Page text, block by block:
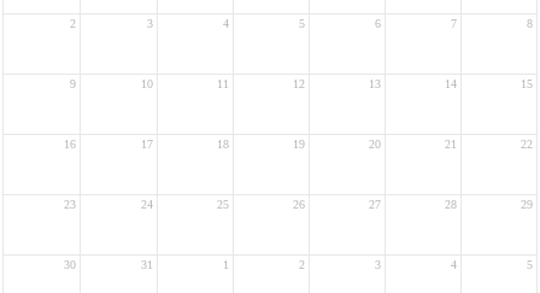
2 3 4 5 6 7 8
9 10 11 12 13 14 15
16 17 18 19 20 21 22
23 24 25 26 27 28 29
30 31 1 2 3 4 5